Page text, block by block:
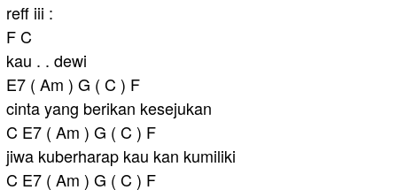
reff iii :
F C
kau . . dewi
E7 ( Am ) G ( C ) F
cinta yang berikan kesejukan
C E7 ( Am ) G ( C ) F
jiwa kuberharap kau kan kumiliki
C E7 ( Am ) G ( C ) F